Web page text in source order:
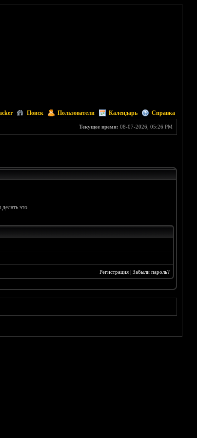
Поиск Пользователи Календарь Справка
Текущее время: 08-07-2026, 05:26 PM
это.
Регистрация| Забыли пароль?